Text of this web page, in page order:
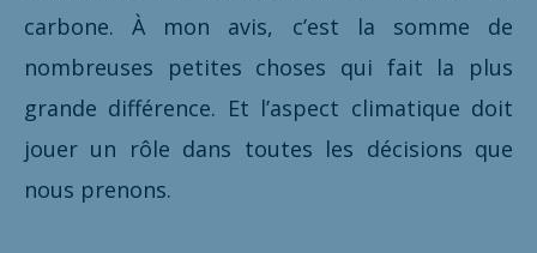
carbone. À mon avis, c’est la somme de
nombreuses petites choses qui fait la plus
grande différence. Et l’aspect climatique doit
jouer un rôle dans toutes les décisions que
nous prenons.